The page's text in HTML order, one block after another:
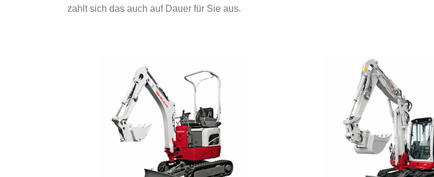
zahlt sich das auch auf Dauer für Sie aus.